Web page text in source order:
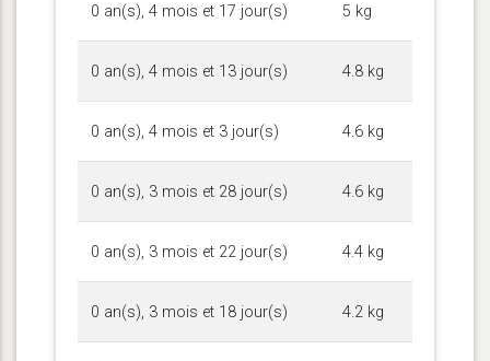
0 an(s), 4 mois et 17 jour(s) 5 kg
0 an(s), 4 mois et 13 jour(s) 4.8 kg
0 an(s), 4 mois et 3 jour(s) 4.6 kg
0 an(s), 3 mois et 28 jour(s) 4.6 kg
0 an(s), 3 mois et 22 jour(s) 4.4 kg
0 an(s), 3 mois et 18 jour(s) 4.2 kg